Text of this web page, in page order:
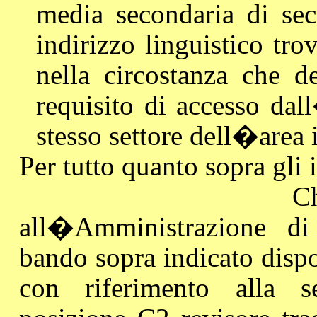
media secondaria di
indirizzo linguistico
nella circostanza che
requisito di accesso
stesso settore
Per tutto quanto sopra gli
all�Amministrazione
bando sopra indicato
con riferimento alla